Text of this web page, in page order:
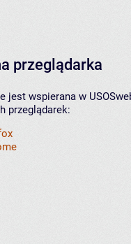
przeglądarka
jest wspierana w
przeglądarek: